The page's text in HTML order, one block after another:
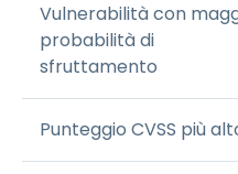
Vulnerabilità con
probabilità di
sfruttamento
Punteggio CVSS più